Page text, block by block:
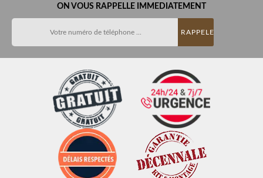
ON VOUS RAPPELLE IMMEDIATEMENT